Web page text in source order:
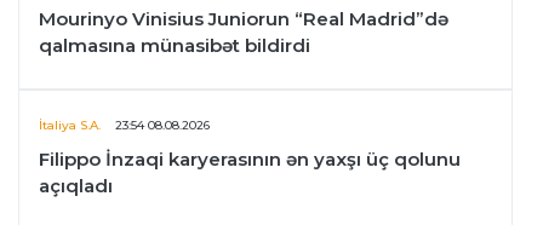
Mourinyo Vinisius Juniorun “Real Madrid”də
qalmasına münasibət bildirdi
İtaliya S.A. 23:54 08.08.2026
Filippo İnzaqi karyerasının ən yaxşı üç qolunu
açıqladı